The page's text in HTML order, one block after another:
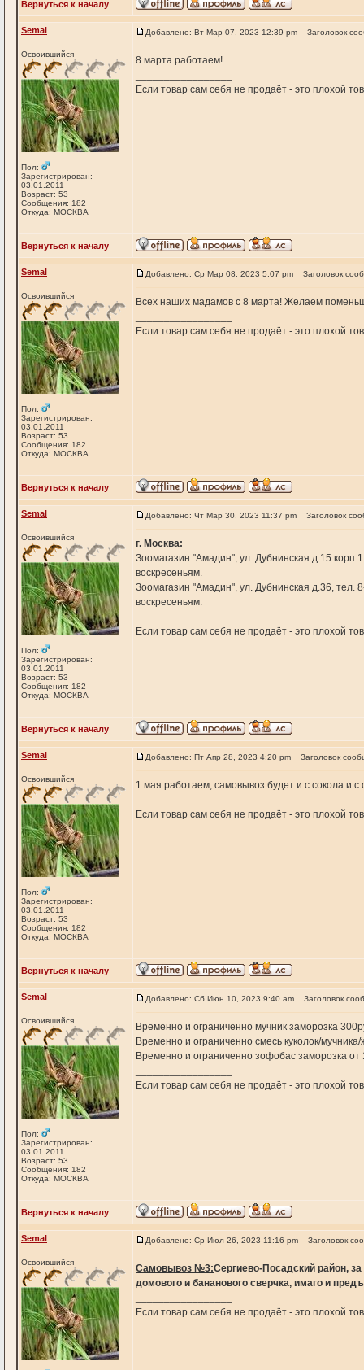
Вернуться к началу
Semal
Освоившийся
Пол:
Зарегистрирован:
03.01.2011
Возраст: 53
Сообщения: 182
Откуда: МОСКВА
Добавлено: Вт Мар 07, 2023 12:39 pm Заголовок
8 марта работаем!
Если товар сам себя не продаёт - это плохой
Вернуться к началу
Semal
Освоившийся
Пол:
Зарегистрирован:
03.01.2011
Возраст: 53
Сообщения: 182
Откуда: МОСКВА
Добавлено: Ср Мар 08, 2023 5:07 pm Заголовок
Всех наших мадамов с 8 марта! Желаем
Если товар сам себя не продаёт - это плохой
Вернуться к началу
Semal
Освоившийся
Пол:
Зарегистрирован:
03.01.2011
Возраст: 53
Сообщения: 182
Откуда: МОСКВА
Добавлено: Чт Мар 30, 2023 11:37 pm Заголовок
г. Москва:
Зоомагазин "Амадин", ул. Дубнинская д.15
воскресеньям.
Зоомагазин "Амадин", ул. Дубнинская д.36, тел.
воскресеньям.
Если товар сам себя не продаёт - это плохой
Вернуться к началу
Semal
Освоившийся
Пол:
Зарегистрирован:
03.01.2011
Возраст: 53
Сообщения: 182
Откуда: МОСКВА
Добавлено: Пт Апр 28, 2023 4:20 pm Заголовок
1 мая работаем, самовывоз будет и с сокола и
Если товар сам себя не продаёт - это плохой
Вернуться к началу
Semal
Освоившийся
Пол:
Зарегистрирован:
03.01.2011
Возраст: 53
Сообщения: 182
Откуда: МОСКВА
Добавлено: Сб Июн 10, 2023 9:40 am Заголовок
Временно и ограниченно мучник заморозка
Временно и ограниченно смесь куколок/
Временно и ограниченно зофобас заморозка от
Если товар сам себя не продаёт - это плохой
Вернуться к началу
Semal
Освоившийся
Добавлено: Ср Июл 26, 2023 11:16 pm Заголовок
Самовывоз №3:Сергиево-Посадский район,
домового и бананового сверчка, имаго и
Если товар сам себя не продаёт - это плохой